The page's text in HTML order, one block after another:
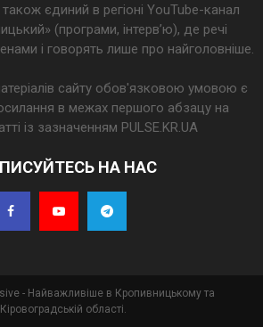
єдиний в регіоні YouTube-канал
(програми, інтерв’ю), де речі
і говорять лише про найголовніше.
сайту обов'язковою умовою є
в межах першого абзацу на
із зазначенням PULSE.KR.UA
НА НАС
- Найважливіше в Кропивницькому та
Кіровоградській області.